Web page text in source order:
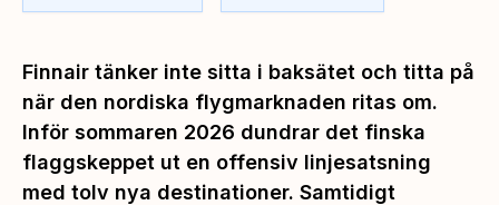
Finnair tänker inte sitta i baksätet och titta på
när den nordiska flygmarknaden ritas om.
Inför sommaren 2026 dundrar det finska
flaggskeppet ut en offensiv linjesatsning
med tolv nya destinationer. Samtidigt